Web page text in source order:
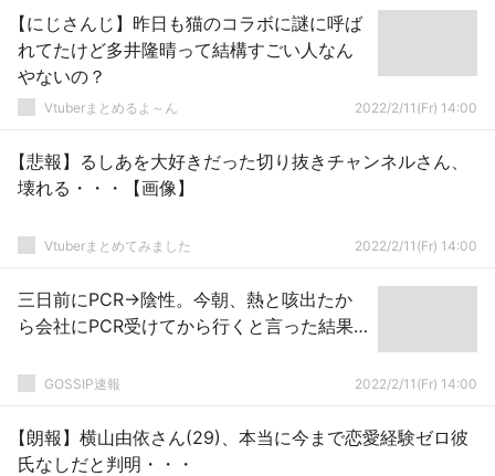
【にじさんじ】昨日も猫のコラボに謎に呼ば
れてたけど多井隆晴って結構すごい人なん
やないの？
Vtuberまとめるよ～ん 2022/2/11(Fr) 14:00
【悲報】るしあを大好きだった切り抜きチャンネルさん、
壊れる・・・【画像】
Vtuberまとめてみました 2022/2/11(Fr) 14:00
三日前にPCR→陰性。今朝、熱と咳出たか
ら会社にPCR受けてから行くと言った結果…
GOSSIP速報 2022/2/11(Fr) 14:00
【朗報】横山由依さん(29)、本当に今まで恋愛経験ゼロ彼
氏なしだと判明・・・